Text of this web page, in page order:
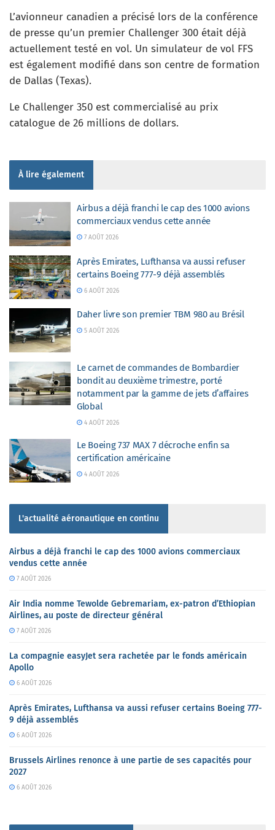
L’avionneur canadien a précisé lors de la conférence
de presse qu’un premier Challenger 300 était déjà
actuellement testé en vol. Un simulateur de vol FFS
est également modifié dans son centre de formation
de Dallas (Texas).
Le Challenger 350 est commercialisé au prix
catalogue de 26 millions de dollars.
À lire également
Airbus a déjà franchi le cap des 1000 avions
commerciaux vendus cette année
7 AOÛT 2026
Après Emirates, Lufthansa va aussi refuser
certains Boeing 777-9 déjà assemblés
6 AOÛT 2026
Daher livre son premier TBM 980 au Brésil
5 AOÛT 2026
Le carnet de commandes de Bombardier
bondit au deuxième trimestre, porté
notamment par la gamme de jets d’affaires
Global
4 AOÛT 2026
Le Boeing 737 MAX 7 décroche enfin sa
certification américaine
4 AOÛT 2026
L'actualité aéronautique en continu
Airbus a déjà franchi le cap des 1000 avions commerciaux
vendus cette année
7 AOÛT 2026
Air India nomme Tewolde Gebremariam, ex-patron d’Ethiopian
Airlines, au poste de directeur général
7 AOÛT 2026
La compagnie easyJet sera rachetée par le fonds américain
Apollo
6 AOÛT 2026
Après Emirates, Lufthansa va aussi refuser certains Boeing 777-
9 déjà assemblés
6 AOÛT 2026
Brussels Airlines renonce à une partie de ses capacités pour
2027
6 AOÛT 2026